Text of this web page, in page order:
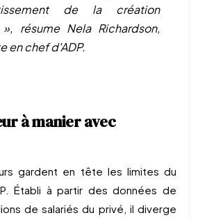
de la création
résume Nela Richardson,
en chef d'ADP.
à manier avec
gardent en tête les limites du
Établi à partir des données de
de salariés du privé, il diverge